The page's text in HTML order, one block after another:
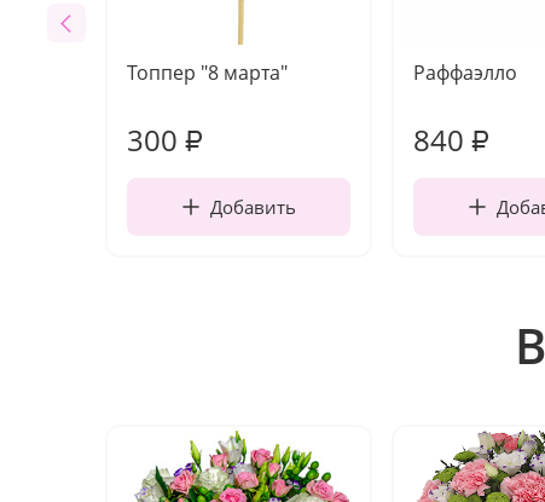
Топпер "8 марта"
300 ₽
Добавить
Раффаэлло
840 ₽